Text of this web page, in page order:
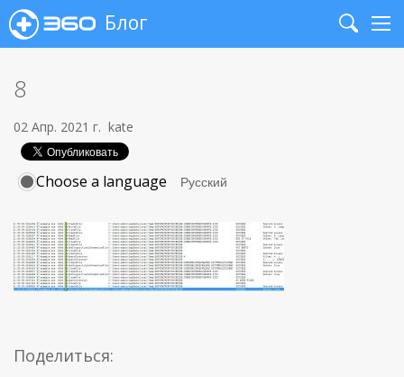
Блог
Search
8
02 Апр. 2021 г. kate
Choose a language
Поделиться: